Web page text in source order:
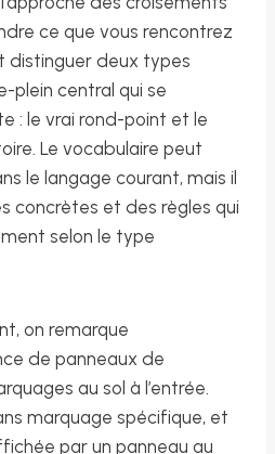
ce que vous rencontrez
distinguer deux types
plein central qui se
: le vrai rond-point et le
Le vocabulaire peut
le langage courant, mais il
concrètes et des règles qui
selon le type
on remarque
de panneaux de
au sol à l’entrée.
marquage spécifique, et
par un panneau au